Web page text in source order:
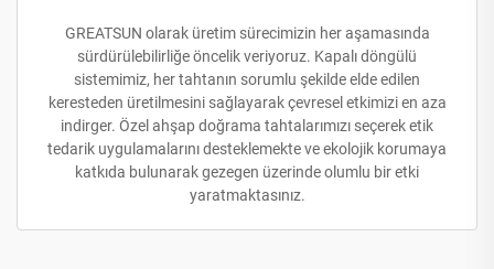
GREATSUN olarak üretim sürecimizin her aşamasında
sürdürülebilirliğe öncelik veriyoruz. Kapalı döngülü
sistemimiz, her tahtanın sorumlu şekilde elde edilen
keresteden üretilmesini sağlayarak çevresel etkimizi en aza
indirger. Özel ahşap doğrama tahtalarımızı seçerek etik
tedarik uygulamalarını desteklemekte ve ekolojik korumaya
katkıda bulunarak gezegen üzerinde olumlu bir etki
yaratmaktasınız.